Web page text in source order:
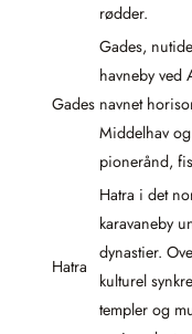
rødder.
Gades
Gades,
havneby ved
navnet
Middelhav
pionerånd,
Hatra
Hatra i det
karavaneby
dynastier.
kulturel
templer og